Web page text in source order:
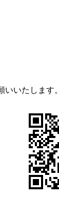
いたします。